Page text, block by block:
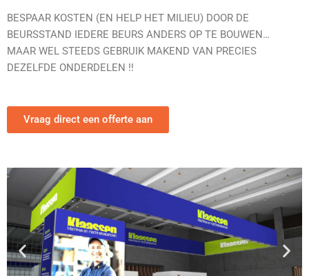
BESPAAR KOSTEN (EN HELP HET MILIEU) DOOR DE
BEURSSTAND IEDERE BEURS ANDERS OP TE BOUWEN…
MAAR WEL STEEDS GEBRUIK MAKEND VAN PRECIES
DEZELFDE ONDERDELEN !!
Vraag direct een offerte aan